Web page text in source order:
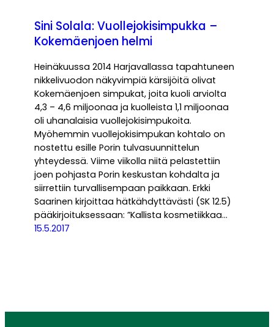
Sini Solala: Vuollejokisimpukka –
Kokemäenjoen helmi
Heinäkuussa 2014 Harjavallassa tapahtuneen
nikkelivuodon näkyvimpiä kärsijöitä olivat
Kokemäenjoen simpukat, joita kuoli arviolta
4,3 – 4,6 miljoonaa ja kuolleista 1,1 miljoonaa
oli uhanalaisia vuollejokisimpukoita.
Myöhemmin vuollejokisimpukan kohtalo on
nostettu esille Porin tulvasuunnittelun
yhteydessä. Viime viikolla niitä pelastettiin
joen pohjasta Porin keskustan kohdalta ja
siirrettiin turvallisempaan paikkaan. Erkki
Saarinen kirjoittaa hätkähdyttävästi (SK 12.5)
pääkirjoituksessaan: ”Kallista kosmetiikkaa…
15.5.2017